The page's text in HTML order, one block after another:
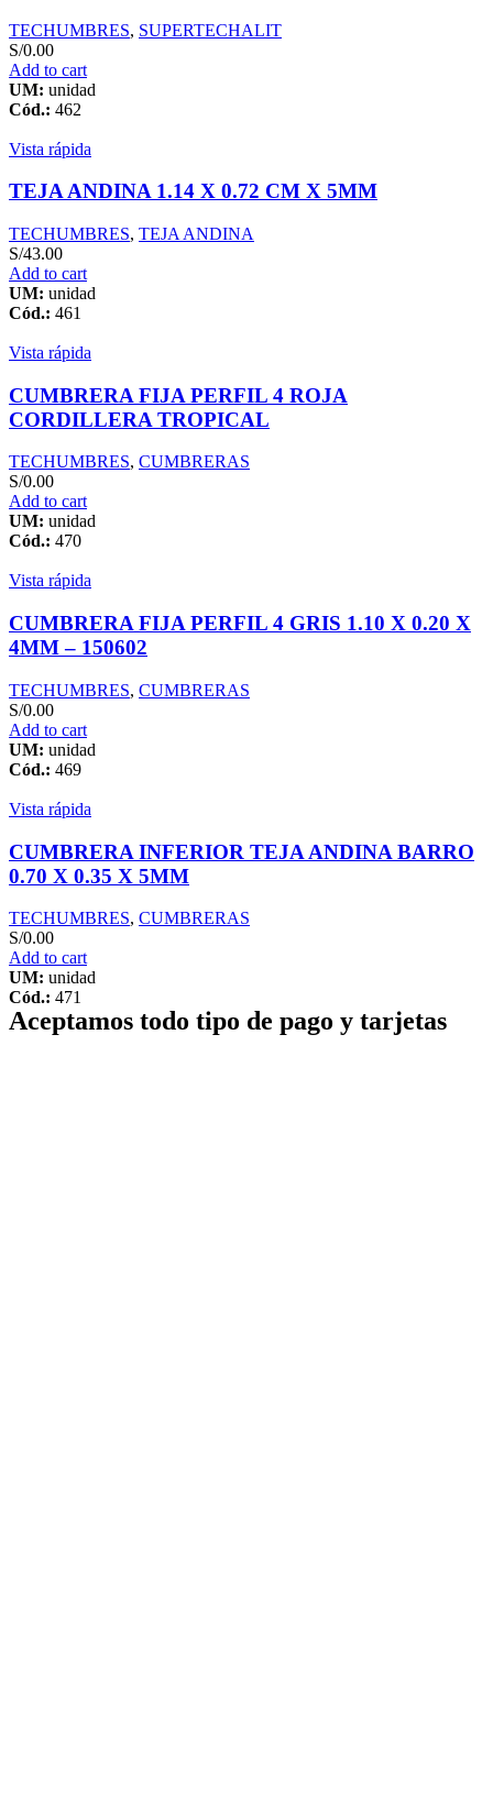
TECHUMBRES, SUPERTECHALIT
S/0.00
Add to cart
UM: unidad
Cód.: 462
Vista rápida
TEJA ANDINA 1.14 X 0.72 CM X 5MM
TECHUMBRES, TEJA ANDINA
S/43.00
Add to cart
UM: unidad
Cód.: 461
Vista rápida
CUMBRERA FIJA PERFIL 4 ROJA
CORDILLERA TROPICAL
TECHUMBRES, CUMBRERAS
S/0.00
Add to cart
UM: unidad
Cód.: 470
Vista rápida
CUMBRERA FIJA PERFIL 4 GRIS 1.10 X 0.20 X
4MM – 150602
TECHUMBRES, CUMBRERAS
S/0.00
Add to cart
UM: unidad
Cód.: 469
Vista rápida
CUMBRERA INFERIOR TEJA ANDINA BARRO
0.70 X 0.35 X 5MM
TECHUMBRES, CUMBRERAS
S/0.00
Add to cart
UM: unidad
Cód.: 471
Aceptamos todo tipo de pago y tarjetas